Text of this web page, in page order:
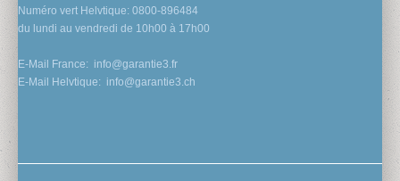
Numéro vert Helvtique: 0800-896484
du lundi au vendredi de 10h00 à 17h00
E-Mail France: info@garantie3.fr
E-Mail Helvtique: info@garantie3.ch